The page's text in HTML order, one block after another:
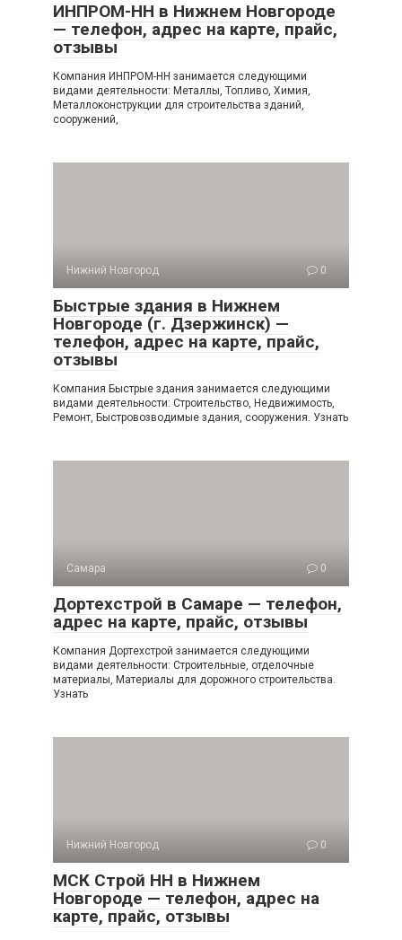
ИНПРОМ-НН в Нижнем Новгороде
— телефон, адрес на карте, прайс,
отзывы
Компания ИНПРОМ-НН занимается следующими
видами деятельности: Металлы, Топливо, Химия,
Металлоконструкции для строительства зданий,
сооружений,
Нижний Новгород 0
Быстрые здания в Нижнем
Новгороде (г. Дзержинск) —
телефон, адрес на карте, прайс,
отзывы
Компания Быстрые здания занимается следующими
видами деятельности: Строительство, Недвижимость,
Ремонт, Быстровозводимые здания, сооружения. Узнать
Самара 0
Дортехстрой в Самаре — телефон,
адрес на карте, прайс, отзывы
Компания Дортехстрой занимается следующими
видами деятельности: Строительные, отделочные
материалы, Материалы для дорожного строительства.
Узнать
Нижний Новгород 0
МСК Строй НН в Нижнем
Новгороде — телефон, адрес на
карте, прайс, отзывы